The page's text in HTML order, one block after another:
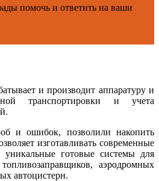
помочь и ответить на ваши
и производит аппаратуру и
транспортировки и учета
и ошибок, позволили накопить
изготавливать современные
готовые системы для
аэродромных
автоцистерн.